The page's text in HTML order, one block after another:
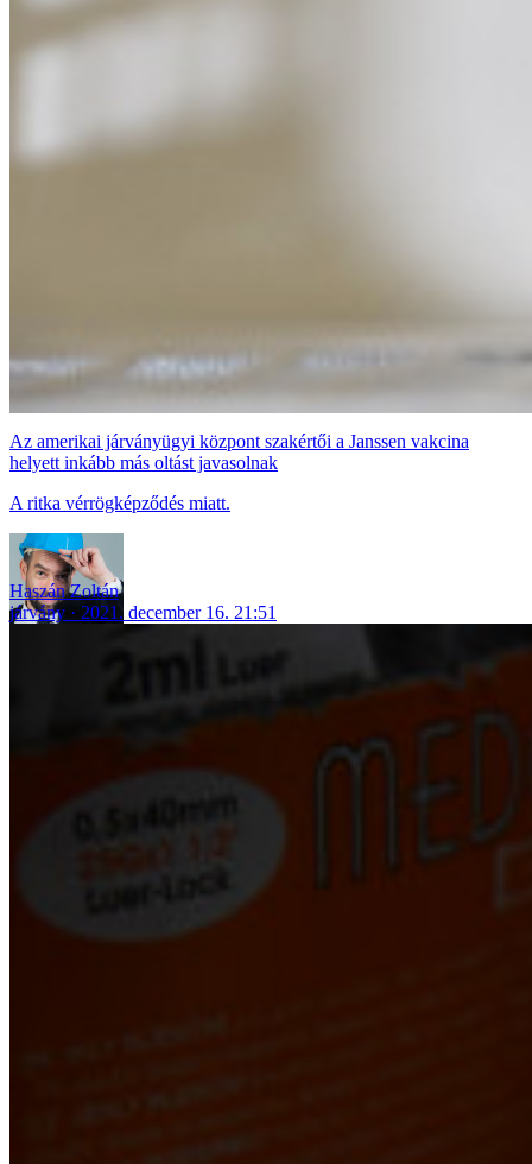
Az amerikai járványügyi központ szakértői a Janssen vakcina
helyett inkább más oltást javasolnak
A ritka vérrögképződés miatt.
Haszán Zoltán
járvány
2021. december 16. 21:51